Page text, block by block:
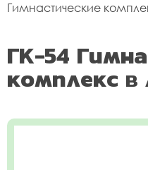
Гимнастические
ГК-54
комплекс в